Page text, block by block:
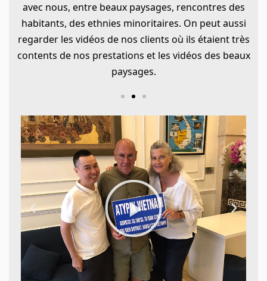
avec nous, entre beaux paysages, rencontres des
habitants, des ethnies minoritaires. On peut aussi
regarder les vidéos de nos clients où ils étaient très
contents de nos prestations et les vidéos des beaux
paysages.